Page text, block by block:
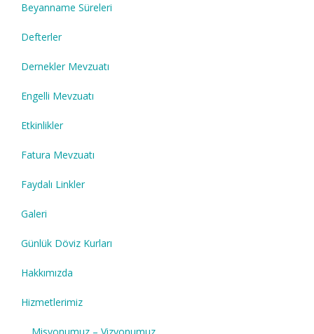
Beyanname Süreleri
Defterler
Dernekler Mevzuatı
Engelli Mevzuatı
Etkinlikler
Fatura Mevzuatı
Faydalı Linkler
Galeri
Günlük Döviz Kurları
Hakkımızda
Hizmetlerimiz